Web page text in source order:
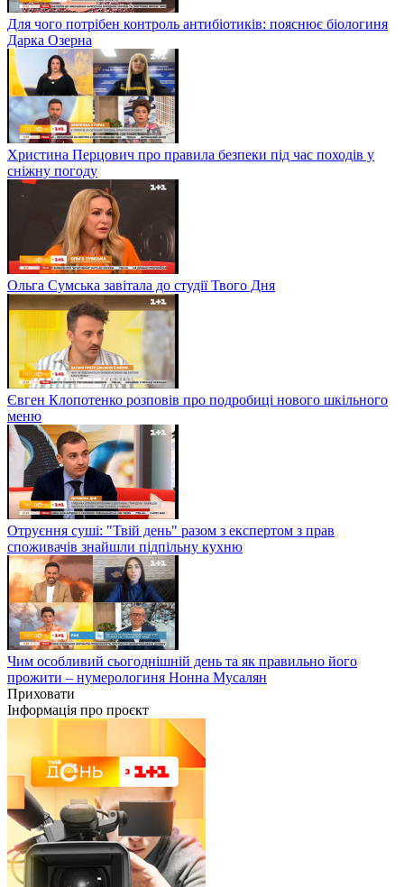
Для чого потрібен контроль антибіотиків: пояснює біологиня
Дарка Озерна
Христина Перцович про правила безпеки під час походів у
сніжну погоду
Ольга Сумська завітала до студії Твого Дня
Євген Клопотенко розповів про подробиці нового шкільного
меню
Отруєння суші: "Твій день" разом з експертом з прав
споживачів знайшли підпільну кухню
Чим особливий сьогоднішній день та як правильно його
прожити – нумерологиня Нонна Мусалян
Приховати
Інформація про проєкт